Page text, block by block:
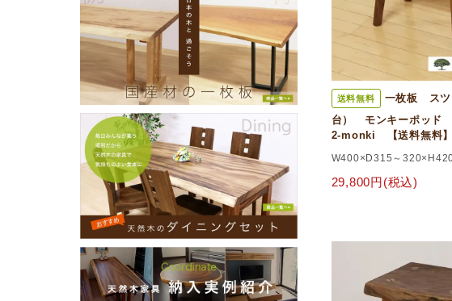
送料無料
一枚板 スツ
台） モンキーポッド
2-monki 【送料無料】
W400×D315～
29,800円(税込)